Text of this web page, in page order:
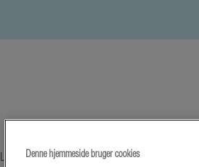
Litteratur Seneste nyheder
Denne hjemmeside bruger cookies